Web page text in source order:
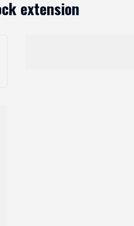
extension